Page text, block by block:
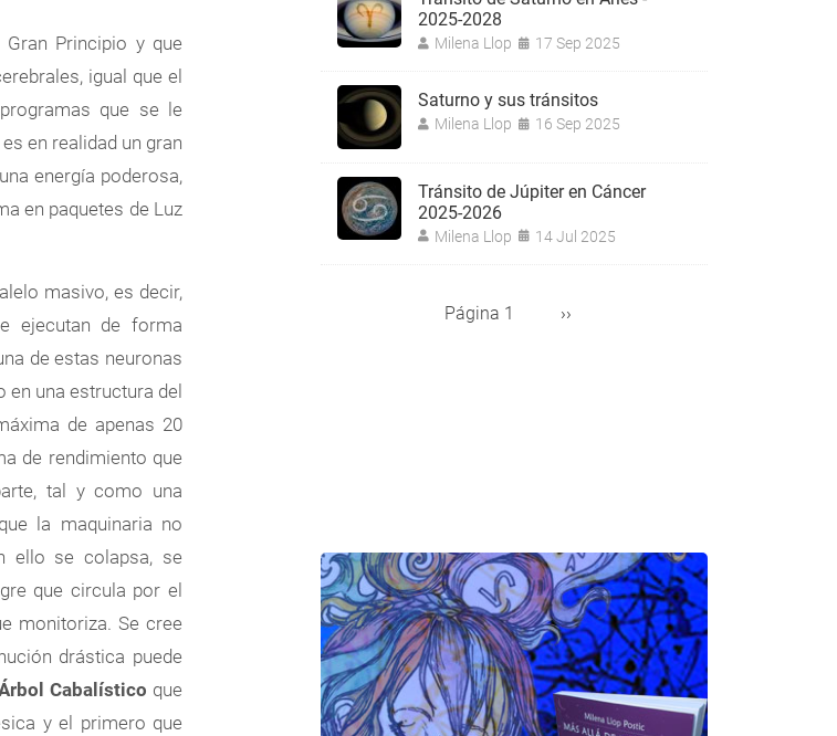
Principio y que
igual que el
que se le
en realidad un gran
energía poderosa,
en paquetes de Luz
masivo, es decir,
ejecutan de forma
de estas neuronas
en una estructura del
de apenas 20
de rendimiento que
tal y como una
la maquinaria no
ello se colapsa, se
que circula por el
monitoriza. Se cree
drástica puede
Cabalístico que
y el primero que
2025-2028
Milena Llop 17 Sep 2025
Saturno y sus tránsitos
Milena Llop 16 Sep 2025
Tránsito de Júpiter en Cáncer
2025-2026
Milena Llop 14 Jul 2025
Página 1
Siguiente
››